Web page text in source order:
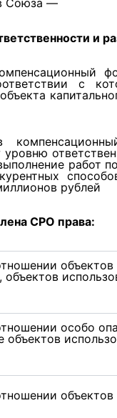
Союза —
и
с
уровню
работ
рублей
СРО права:
объектов
особо
объектов